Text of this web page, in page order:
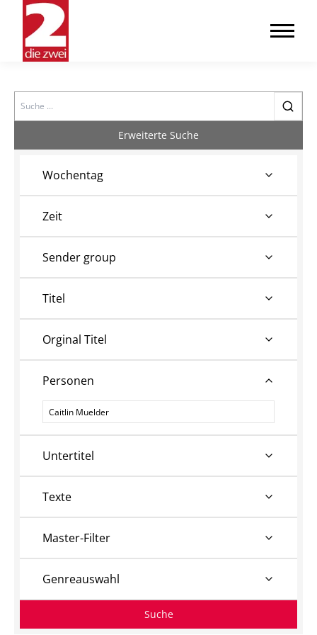
Search
Erweiterte Suche
Wochentag
Zeit
Sender group
Titel
Orginal Titel
Personen
Personen
Untertitel
Texte
Master-Filter
Genreauswahl
Suche